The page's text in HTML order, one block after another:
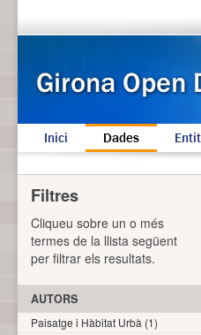
Inici Dades
Filtres
Cliqueu sobre un o més
termes de la llista següent
per filtrar els resultats.
AUTORS
Paisatge i Hàbitat Urbà (1)